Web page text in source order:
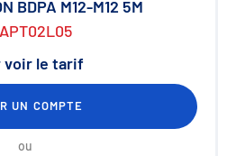
BDPA M12-M12 5M
voir le tarif
UN COMPTE
ou